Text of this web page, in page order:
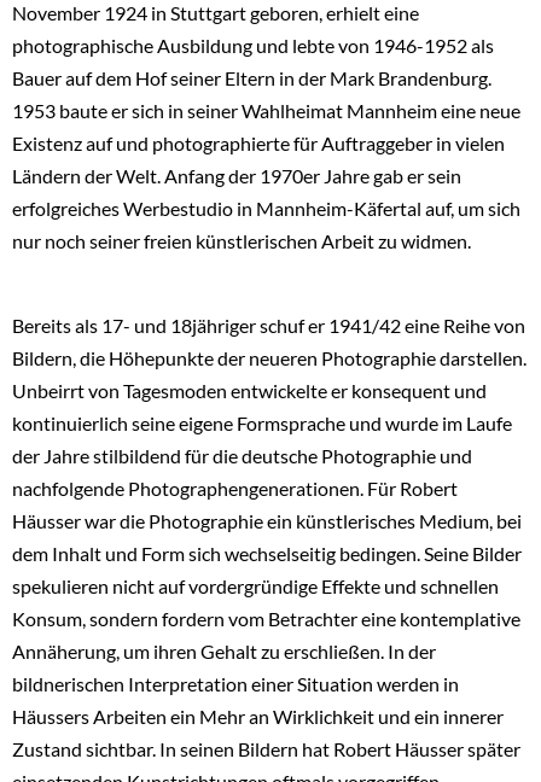
November 1924 in Stuttgart geboren, erhielt eine
photographische Ausbildung und lebte von 1946-1952 als
Bauer auf dem Hof seiner Eltern in der Mark Brandenburg.
1953 baute er sich in seiner Wahlheimat Mannheim eine neue
Existenz auf und photographierte für Auftraggeber in vielen
Ländern der Welt. Anfang der 1970er Jahre gab er sein
erfolgreiches Werbestudio in Mannheim-Käfertal auf, um sich
nur noch seiner freien künstlerischen Arbeit zu widmen.
Bereits als 17- und 18jähriger schuf er 1941/42 eine Reihe von
Bildern, die Höhepunkte der neueren Photographie darstellen.
Unbeirrt von Tagesmoden entwickelte er konsequent und
kontinuierlich seine eigene Formsprache und wurde im Laufe
der Jahre stilbildend für die deutsche Photographie und
nachfolgende Photographengenerationen. Für Robert
Häusser war die Photographie ein künstlerisches Medium, bei
dem Inhalt und Form sich wechselseitig bedingen. Seine Bilder
spekulieren nicht auf vordergründige Effekte und schnellen
Konsum, sondern fordern vom Betrachter eine kontemplative
Annäherung, um ihren Gehalt zu erschließen. In der
bildnerischen Interpretation einer Situation werden in
Häussers Arbeiten ein Mehr an Wirklichkeit und ein innerer
Zustand sichtbar. In seinen Bildern hat Robert Häusser später